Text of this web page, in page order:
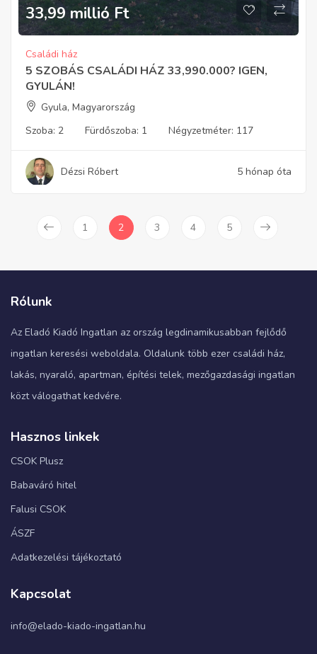
33,99 millió Ft
Családi ház
5 SZOBÁS CSALÁDI HÁZ 33,990.000? IGEN,
GYULÁN!
Gyula, Magyarország
Szoba: 2 Fürdőszoba: 1 Négyzetméter: 117
Dézsi Róbert 5 hónap óta
1 2 3 4 5
Rólunk
Az Eladó Kiadó Ingatlan az ország legdinamikusabban fejlődő
ingatlan keresési weboldala. Oldalunk több ezer családi ház,
lakás, nyaraló, apartman, építési telek, mezőgazdasági ingatlan
közt válogathat kedvére.
Hasznos linkek
CSOK Plusz
Babaváró hitel
Falusi CSOK
ÁSZF
Adatkezelési tájékoztató
Kapcsolat
info@elado-kiado-ingatlan.hu